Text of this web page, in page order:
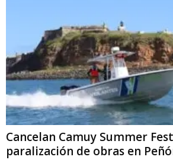
Cancelan Camuy Summer
paralización de obras en